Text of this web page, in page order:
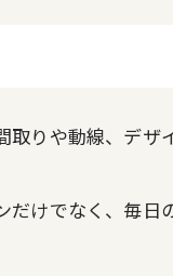
りや動線、デザ
けでなく、毎日